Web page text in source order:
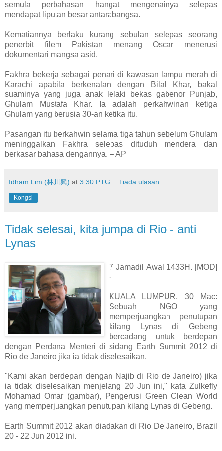
semula perbahasan hangat mengenainya selepas
mendapat liputan besar antarabangsa.
Kematiannya berlaku kurang sebulan selepas seorang
penerbit filem Pakistan menang Oscar menerusi
dokumentari mangsa asid.
Fakhra bekerja sebagai penari di kawasan lampu merah di
Karachi apabila berkenalan dengan Bilal Khar, bakal
suaminya yang juga anak lelaki bekas gabenor Punjab,
Ghulam Mustafa Khar. Ia adalah perkahwinan ketiga
Ghulam yang berusia 30-an ketika itu.
Pasangan itu berkahwin selama tiga tahun sebelum Ghulam
meninggalkan Fakhra selepas dituduh mendera dan
berkasar bahasa dengannya. – AP
Idham Lim (林川興) at 3:30 PTG Tiada ulasan:
Kongsi
Tidak selesai, kita jumpa di Rio - anti
Lynas
7 Jamadil Awal 1433H. [MOD]
-
KUALA LUMPUR, 30 Mac:
Sebuah NGO yang
memperjuangkan penutupan
kilang Lynas di Gebeng
bercadang untuk berdepan
dengan Perdana Menteri di sidang Earth Summit 2012 di
Rio de Janeiro jika ia tidak diselesaikan.
"Kami akan berdepan dengan Najib di Rio de Janeiro) jika
ia tidak diselesaikan menjelang 20 Jun ini," kata Zulkefly
Mohamad Omar (gambar), Pengerusi Green Clean World
yang memperjuangkan penutupan kilang Lynas di Gebeng.
Earth Summit 2012 akan diadakan di Rio De Janeiro, Brazil
20 - 22 Jun 2012 ini.